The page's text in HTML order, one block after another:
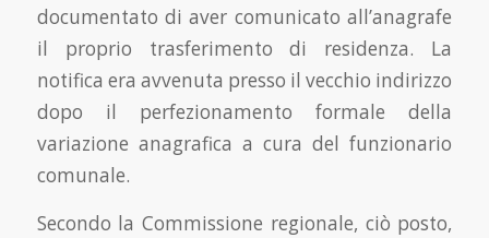
documentato di aver comunicato all’anagrafe
il proprio trasferimento di residenza. La
notifica era avvenuta presso il vecchio indirizzo
dopo il perfezionamento formale della
variazione anagrafica a cura del funzionario
comunale.
Secondo la Commissione regionale, ciò posto,